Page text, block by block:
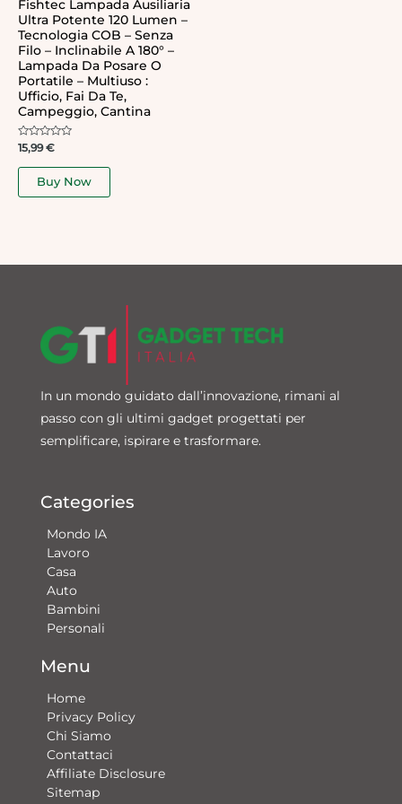
Fishtec Lampada Ausiliaria
Ultra Potente 120 Lumen –
Tecnologia COB – Senza
Filo – Inclinabile A 180° –
Lampada Da Posare O
Portatile – Multiuso :
Ufficio, Fai Da Te,
Campeggio, Cantina
Rated
out
15,99€
Buy Now
In un mondo guidato dall’innovazione, rimani al
passo con gli ultimi gadget progettati per
semplificare, ispirare e trasformare.
Categories
Mondo IA
Lavoro
Casa
Auto
Bambini
Personali
Menu
Home
Privacy Policy
Chi Siamo
Contattaci​
Affiliate Disclosure
Sitemap